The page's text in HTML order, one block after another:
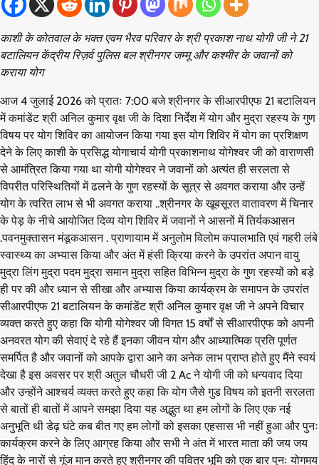
काशी के कोतवाल के भक्त एवम भैरव परिवार के श्री प्रकाश नाथ योगी जी ने 21
बटालियन केंद्रीय रिज़र्व पुलिस बल श्रीनगर जम्मू और कश्मीर के जवानों को
कराया योग
आज 4 जुलाई 2026 को प्रातः 7:00 बजे श्रीनगर के सीआरपीएफ 21 बटालियन
में कमांडेंट श्री अनिल कुमार वृक्ष जी के दिशा निर्देश में योग और मुद्रा रहस्य के गुण
विषय पर योग शिविर का आयोजन किया गया इस योग शिविर में योग का प्रशिक्षण
देने के लिए काशी के प्रसिद्ध योगाचार्य योगी प्रकाशनाथ योगेश्वर जी को वाराणसी
से आमंत्रित किया गया था योगी योगेश्वर ने जवानों को अत्यंत ही सरलता से
विपरीत परिस्थितियों में ढलने के गुण रहस्यों के सूत्र से अवगत कराया और उन्हें
योग के त्वरित लाभ से भी अवगत कराया ..श्रीनगर के खूबसूरत वातावरण में चिनार
के पेड़ के नीचे आयोजित दिव्य योग शिविर में जवानों ने आसनों में तिर्यकआसन
.पवनमुक्तासन मंडूकआसन . प्राणायाम में अनुलोम विलोम कपालभाति एवं गहरी लंबे
स्वास्थ्य का अभ्यास किया और अंत में हंसी क्रिया करने के उपरांत अपान वायु
मुद्रा लिंग मुद्रा पदम मुद्रा समान मुद्रा सहित विभिन्न मुद्रा के गुण रहस्यों को बड़े
ही पर की और ध्यान से सीखा और अभ्यास किया कार्यक्रम के समापन के उपरांत
सीआरपीएफ 21 बटालियन के कमांडेंट श्री अनिल कुमार वृक्ष जी ने अपने विचार
व्यक्त करते हुए कहा कि योगी योगेश्वर जी विगत 15 वर्षों से सीआरपीएफ को अपनी
अनवरत योग की सेवाएं दे रहे हैं इनका जीवन योग और आध्यात्मिक प्रति पूर्णत
समर्पित है और जवानों को आपके द्वारा आने का अनेक लाभ प्राप्त होते हुए मैंने स्वयं
देखा है इस अवसर पर श्री अतुल चौधरी जी 2 Ac ने योगी जी को धन्यवाद दिया
और उन्होंने आश्चर्य व्यक्त करते हुए कहा कि योग जैसे गुड विषय को इतनी सरलता
से बातों ही बातों में आपने समझा दिया यह अद्भुत था हम लोगों के लिए एक नई
अनुभूति थी डेढ़ घंटे कब बीत गए हम लोगों को इसका एहसास भी नहीं हुआ और पुनः
कार्यक्रम करने के लिए आग्रह किया और सभी ने अंत में भारत माता की जय जय
हिंद के नारों से गूंज मान करते हुए श्रीनगर की पवित्र भूमि को एक बार पुनः योगमय